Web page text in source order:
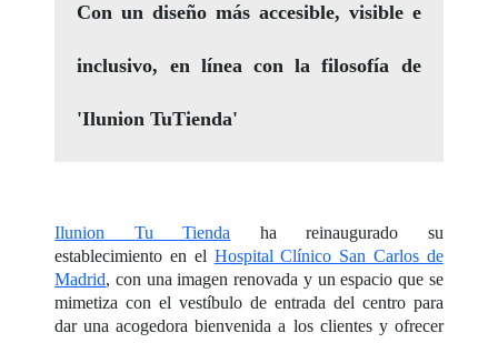
Con un diseño más accesible, visible e
inclusivo, en línea con la filosofía de
'Ilunion TuTienda'
Ilunion Tu Tienda ha reinaugurado su
establecimiento en el Hospital Clínico San Carlos de
Madrid, con una imagen renovada y un espacio que se
mimetiza con el vestíbulo de entrada del centro para
dar una acogedora bienvenida a los clientes y ofrecer